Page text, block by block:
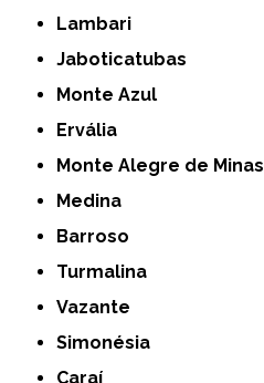
Lambari
Jaboticatubas
Monte Azul
Ervália
Monte Alegre de Minas
Medina
Barroso
Turmalina
Vazante
Simonésia
Caraí